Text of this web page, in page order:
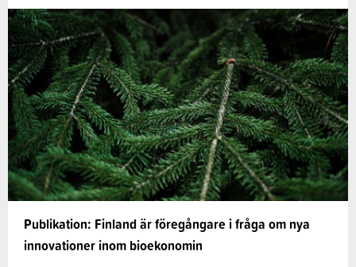
Publikation: Finland är föregångare i fråga om nya
innovationer inom bioekonomin